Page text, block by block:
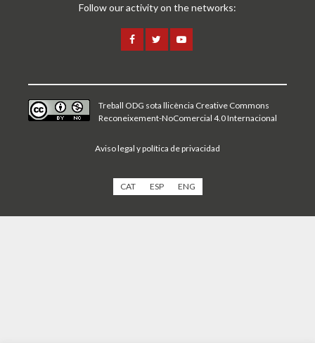
Follow our activity on the networks:
Treball ODG sota llicència Creative Commons
Reconeixement-NoComercial 4.0 Internacional
Aviso legal y política de privacidad
CAT ESP ENG